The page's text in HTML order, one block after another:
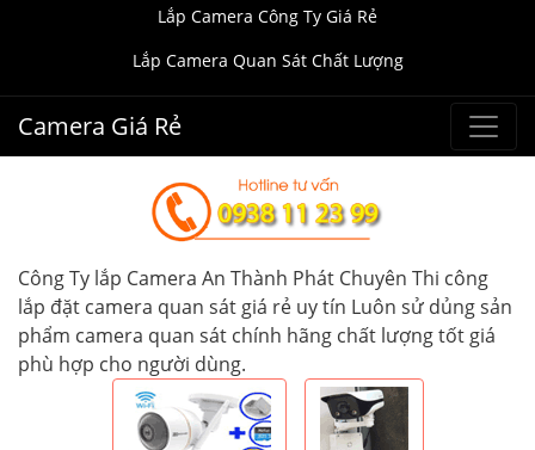
Lắp Camera Công Ty Giá Rẻ
Lắp Camera Quan Sát Chất Lượng
Camera Giá Rẻ
Công Ty lắp Camera An Thành Phát Chuyên Thi công
lắp đặt camera quan sát giá rẻ uy tín Luôn sử dủng sản
phẩm camera quan sát chính hãng chất lượng tốt giá
phù hợp cho người dùng.